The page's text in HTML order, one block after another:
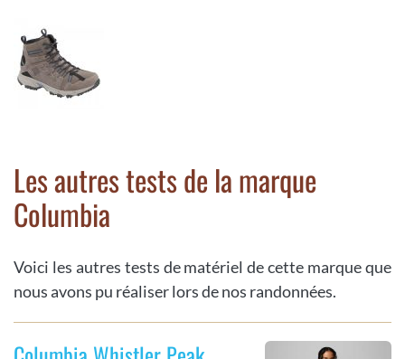
Les autres tests de la marque
Columbia
Voici les autres tests de matériel de cette marque que
nous avons pu réaliser lors de nos randonnées.